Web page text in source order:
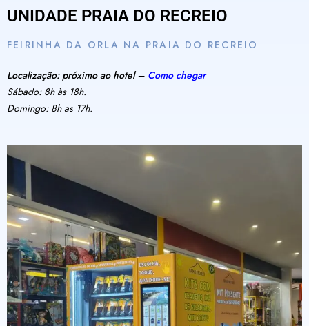
UNIDADE PRAIA DO RECREIO
FEIRINHA DA ORLA NA PRAIA DO RECREIO
Localização: próximo ao hotel – Como chegar
Sábado: 8h às 18h.
Domingo: 8h as 17h.